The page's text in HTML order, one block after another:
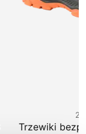
2-
Trzewiki